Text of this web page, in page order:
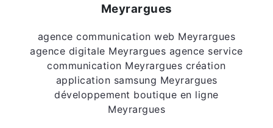
Meyrargues
agence communication web Meyrargues
agence digitale Meyrargues agence service
communication Meyrargues création
application samsung Meyrargues
développement boutique en ligne
Meyrargues